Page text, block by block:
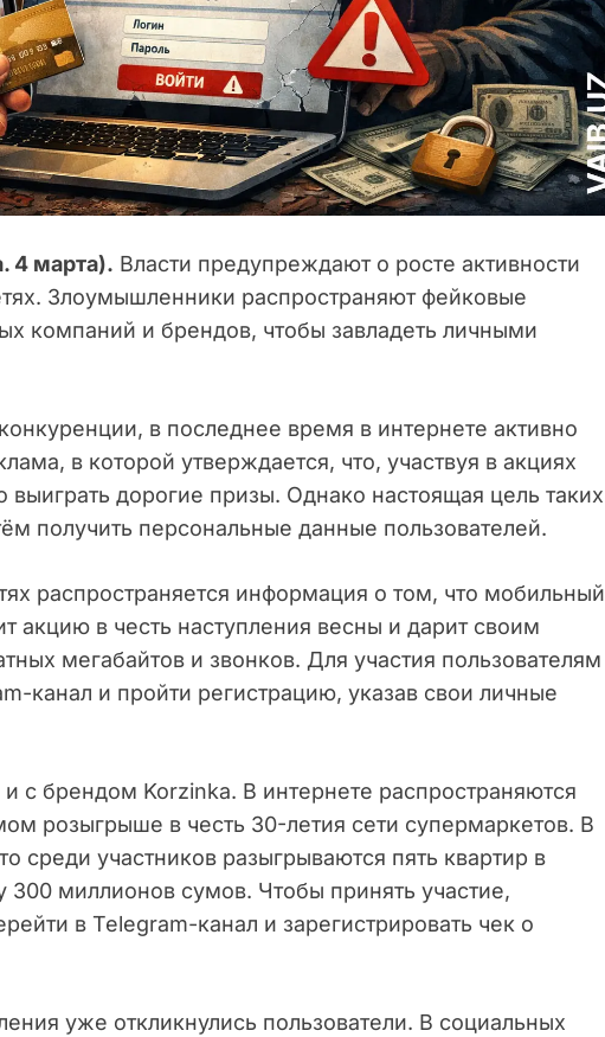
4 марта). Власти предупреждают о росте активности
Злоумышленники распространяют фейковые
компаний и брендов, чтобы завладеть личными
в последнее время в интернете активно
в которой утверждается, что, участвуя в акциях
дорогие призы. Однако настоящая цель таких
получить персональные данные пользователей.
распространяется информация о том, что мобильный
акцию в честь наступления весны и дарит своим
мегабайтов и звонков. Для участия пользователям
канал и пройти регистрацию, указав свои личные
с брендом Korzinka. В интернете распространяются
розыгрыше в честь 30-летия сети супермаркетов. В
среди участников разыгрываются пять квартир в
миллионов сумов. Чтобы принять участие,
в Telegram-канал и зарегистрировать чек о
уже откликнулись пользователи. В социальных